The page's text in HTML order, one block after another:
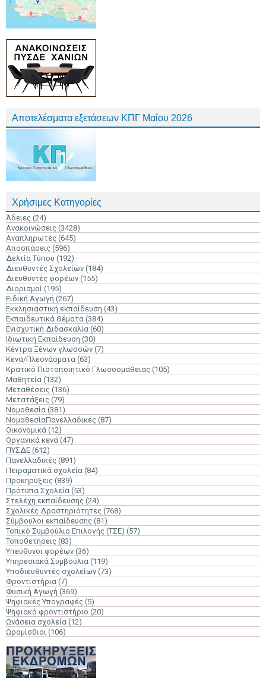
Αποτελέσματα εξετάσεων ΚΠΓ Μαΐου 2026
Χρήσιμες Κατηγορίες
Άδειες (24)
Ανακοινώσεις (3428)
Αναπληρωτές (645)
Αποσπάσεις (596)
Δελτία Τύπου (192)
Διευθυντές Σχολείων (184)
Διευθυντές φορέων (155)
Διορισμοί (195)
Ειδική Αγωγή (267)
Εκκλησιαστική εκπαίδευση (43)
Εκπαιδευτικά Θέματα (384)
Ενισχυτική Διδασκαλία (60)
Ιδιωτική Εκπαίδευση (30)
Κέντρα Ξένων γλωσσών (7)
Κενά/Πλεονάσματα (63)
Κρατικό Πιστοποιητικό Γλωσσομάθειας (105)
Μαθητεία (132)
Μεταθέσεις (136)
Μετατάξεις (79)
Νομοθεσία (381)
ΝομοθεσίαΠανελλαδικές (87)
Οικονομικά (12)
Οργανικά κενά (47)
ΠΥΣΔΕ (612)
Πανελλαδικές (891)
Πειραματικά σχολεία (84)
Προκηρύξεις (839)
Πρότυπα Σχολεία (53)
Στελέχη εκπαίδευσης (24)
Σχολικές Δραστηριότητες (768)
Σύμβουλοι εκπαίδευσης (81)
Τοπικό Συμβούλιο Επιλογής (ΤΣΕ) (57)
Τοποθετήσεις (83)
Υπεύθυνοι φορέων (36)
Υπηρεσιακά Συμβούλια (119)
Υποδιευθυντές σχολείων (73)
Φροντιστήρια (7)
Φυσική Αγωγή (369)
Ψηφιακές Υπογραφές (5)
Ψηφιακό φροντιστήριο (20)
Ωνάσεια σχολεία (12)
Ωρομίσθιοι (106)